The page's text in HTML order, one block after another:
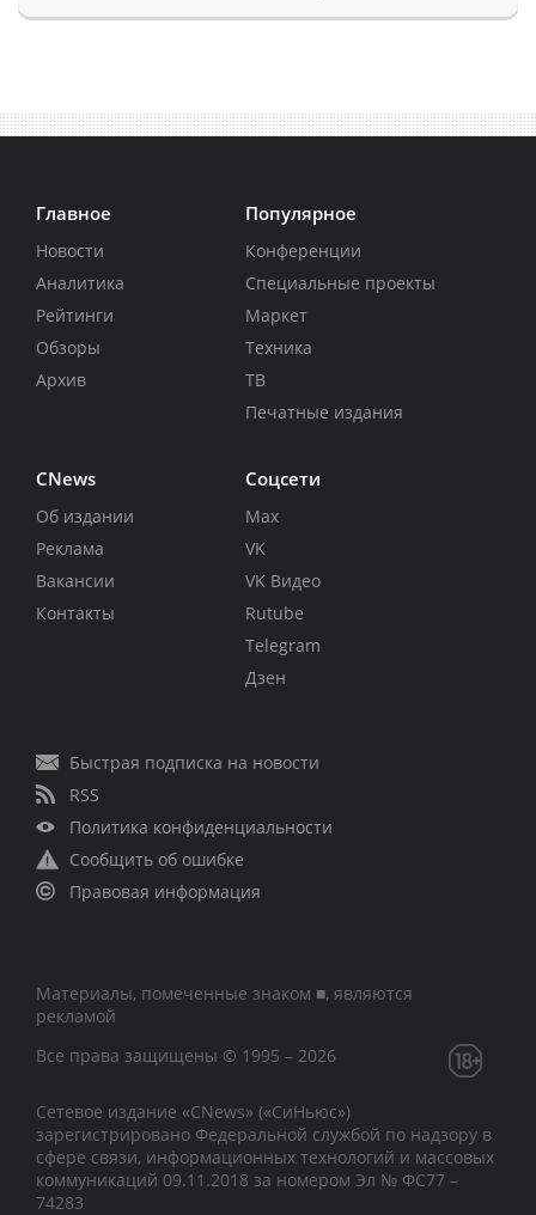
Главное
Новости
Аналитика
Рейтинги
Обзоры
Архив
Популярное
Конференции
Специальные проекты
Маркет
Техника
ТВ
Печатные издания
CNews
Об издании
Реклама
Вакансии
Контакты
Соцсети
Max
VK
VK Видео
Rutube
Telegram
Дзен
Быстрая подписка на новости
RSS
Политика конфиденциальности
Сообщить об ошибке
Правовая информация
Материалы, помеченные знаком ■, являются
рекламой
Все права защищены © 1995 – 2026
Сетевое издание «CNews» («СиНьюс»)
зарегистрировано Федеральной службой по надзору в
сфере связи, информационных технологий и массовых
коммуникаций 09.11.2018 за номером Эл № ФС77 –
74283